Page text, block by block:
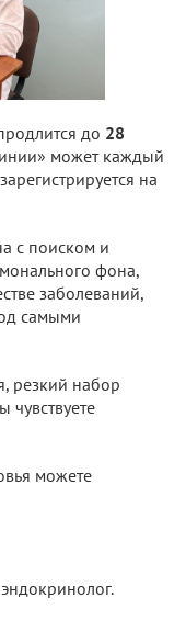
до 28
может каждый
на
с поиском и
фона,
заболеваний,
самыми
резкий набор
чувствуете
можете